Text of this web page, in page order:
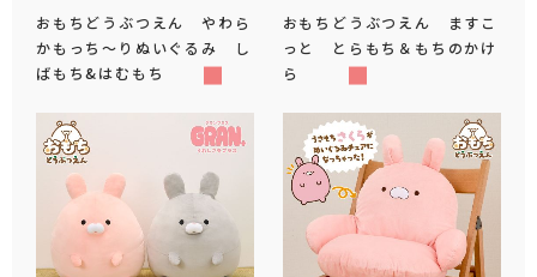
おもちどうぶつえん やわら
かもっち～りぬいぐるみ し
ばもち&はむもち
おもちどうぶつえん ますこ
っと とらもち＆もちのかけ
ら